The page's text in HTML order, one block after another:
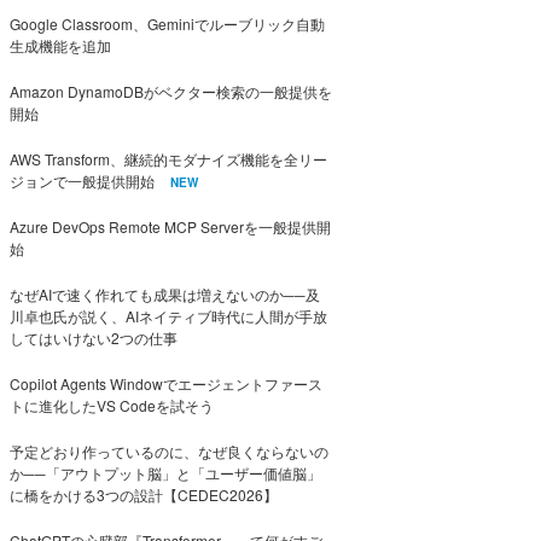
Google Classroom、Geminiでルーブリック自動
生成機能を追加
Amazon DynamoDBがベクター検索の一般提供を
開始
AWS Transform、継続的モダナイズ機能を全リー
ジョンで一般提供開始
NEW
Azure DevOps Remote MCP Serverを一般提供開
始
なぜAIで速く作れても成果は増えないのか──及
川卓也氏が説く、AIネイティブ時代に人間が手放
してはいけない2つの仕事
Copilot Agents Windowでエージェントファース
トに進化したVS Codeを試そう
予定どおり作っているのに、なぜ良くならないの
か──「アウトプット脳」と「ユーザー価値脳」
に橋をかける3つの設計【CEDEC2026】